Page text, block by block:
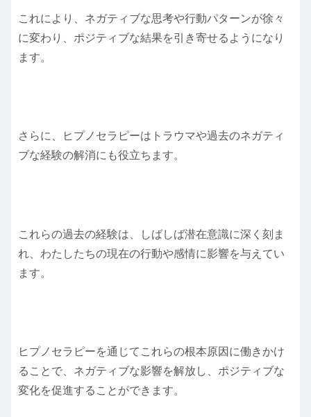
これにより、ネガティブな思考や行動パターンが徐々
に変わり、ポジティブな結果を引き寄せるようになり
ます。
さらに、ヒプノセラピーはトラウマや過去のネガティ
ブな経験の解消にも役立ちます。
これらの過去の経験は、しばしば潜在意識に深く刻ま
れ、わたしたちの現在の行動や感情に影響を与えてい
ます。
ヒプノセラピーを通じてこれらの根本原因に働きかけ
ることで、ネガティブな影響を解放し、ポジティブな
変化を促進することができます。